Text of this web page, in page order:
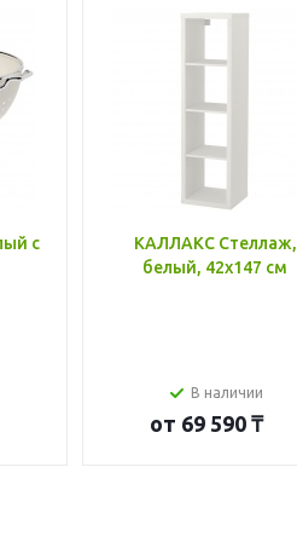
с
КАЛЛАКС Стеллаж,
белый, 42x147 см
В наличии
от 69 590 ₸